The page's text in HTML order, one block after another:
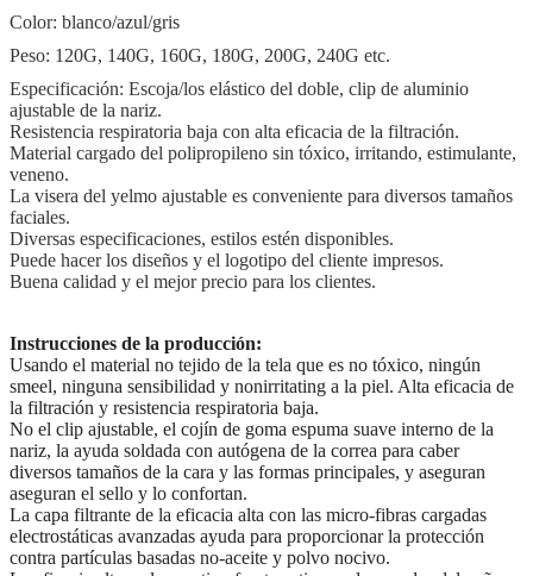
Color: blanco/azul/gris
Peso: 120G, 140G, 160G, 180G, 200G, 240G etc.
Especificación: Escoja/los elástico del doble, clip de aluminio
ajustable de la nariz.
Resistencia respiratoria baja con alta eficacia de la filtración.
Material cargado del polipropileno sin tóxico, irritando, estimulante,
veneno.
La visera del yelmo ajustable es conveniente para diversos tamaños
faciales.
Diversas especificaciones, estilos estén disponibles.
Puede hacer los diseños y el logotipo del cliente impresos.
Buena calidad y el mejor precio para los clientes.
Instrucciones de la producción:
Usando el material no tejido de la tela que es no tóxico, ningún
smeel, ninguna sensibilidad y nonirritating a la piel. Alta eficacia de
la filtración y resistencia respiratoria baja.
No el clip ajustable, el cojín de goma espuma suave interno de la
nariz, la ayuda soldada con autógena de la correa para caber
diversos tamaños de la cara y las formas principales, y aseguran
aseguran el sello y lo confortan.
La capa filtrante de la eficacia alta con las micro-fibras cargadas
electrostáticas avanzadas ayuda para proporcionar la protección
contra partículas basadas no-aceite y polvo nocivo.